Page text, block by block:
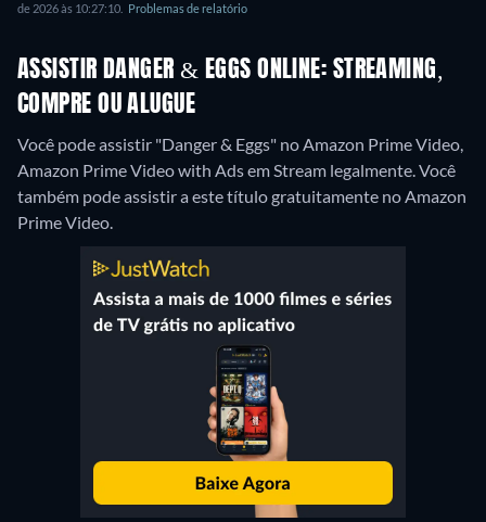
de 2026 às 10:27:10.
Problemas de relatório
ASSISTIR DANGER & EGGS ONLINE: STREAMING,
COMPRE OU ALUGUE
Você pode assistir "Danger & Eggs" no Amazon Prime Video,
Amazon Prime Video with Ads em Stream legalmente.Você
também pode assistir a este título gratuitamente no Amazon
Prime Video.